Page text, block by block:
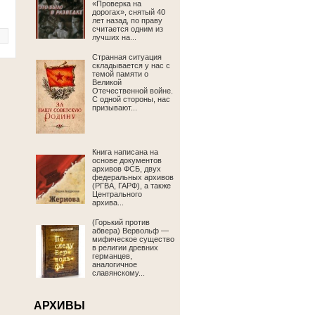
«Проверка на
дорогах», снятый 40
лет назад, по праву
считается одним из
лучших на...
Странная ситуация
складывается у нас с
темой памяти о
Великой
Отечественной войне.
С одной стороны, нас
призывают...
Книга написана на
основе документов
архивов ФСБ, двух
федеральных архивов
(РГВА, ГАРФ), а также
Центрального
архива...
(Горький против
абвера) Вервольф —
мифическое существо
в религии древних
германцев,
аналогичное
славянскому...
АРХИВЫ